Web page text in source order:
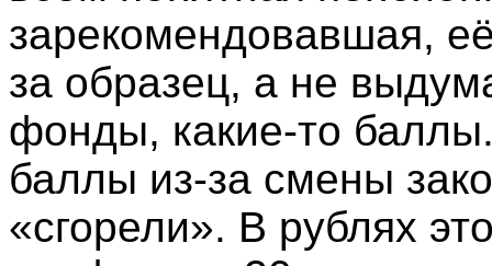
зарекомендовавшая,
за образец, а не
фонды, какие-то
баллы из-за смены
«сгорели». В рублях